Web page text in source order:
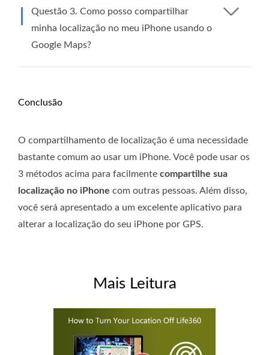
Questão 3. Como posso compartilhar
minha localização no meu iPhone usando o
Google Maps?
Conclusão
O compartilhamento de localização é uma necessidade
bastante comum ao usar um iPhone. Você pode usar os
3 métodos acima para facilmente compartilhe sua
localização no iPhone com outras pessoas. Além disso,
você será apresentado a um excelente aplicativo para
alterar a localização do seu iPhone por GPS.
Mais Leitura